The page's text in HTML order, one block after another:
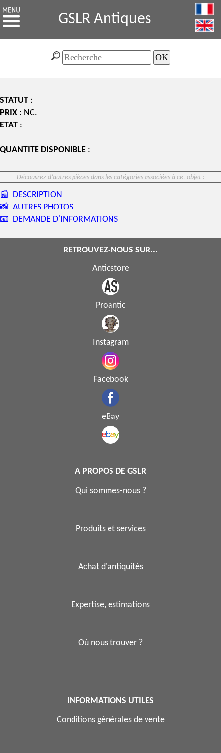
GSLR Antiques
STATUT :
PRIX : NC.
ETAT :
QUANTITE DISPONIBLE :
Découvrez d’autres pièces dans les catégories associées à cet objet :
📰 DESCRIPTION
📸 AUTRES PHOTOS
📧 DEMANDE D'INFORMATIONS
RETROUVEZ-NOUS SUR...
Anticstore
Proantic
Instagram
Facebook
eBay
A PROPOS DE GSLR
Qui sommes-nous ?
Produits et services
Achat d'antiquités
Expertise, estimations
Où nous trouver ?
INFORMATIONS UTILES
Conditions générales de vente